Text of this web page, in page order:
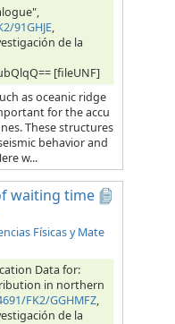
91GHJE,
de la
[fileUNF]
as oceanic ridge
for the accu
These structures
behavior and
w...
waiting time
Físicas y Mate
Data for:
in northern
FK2/GGHMFZ,
de la